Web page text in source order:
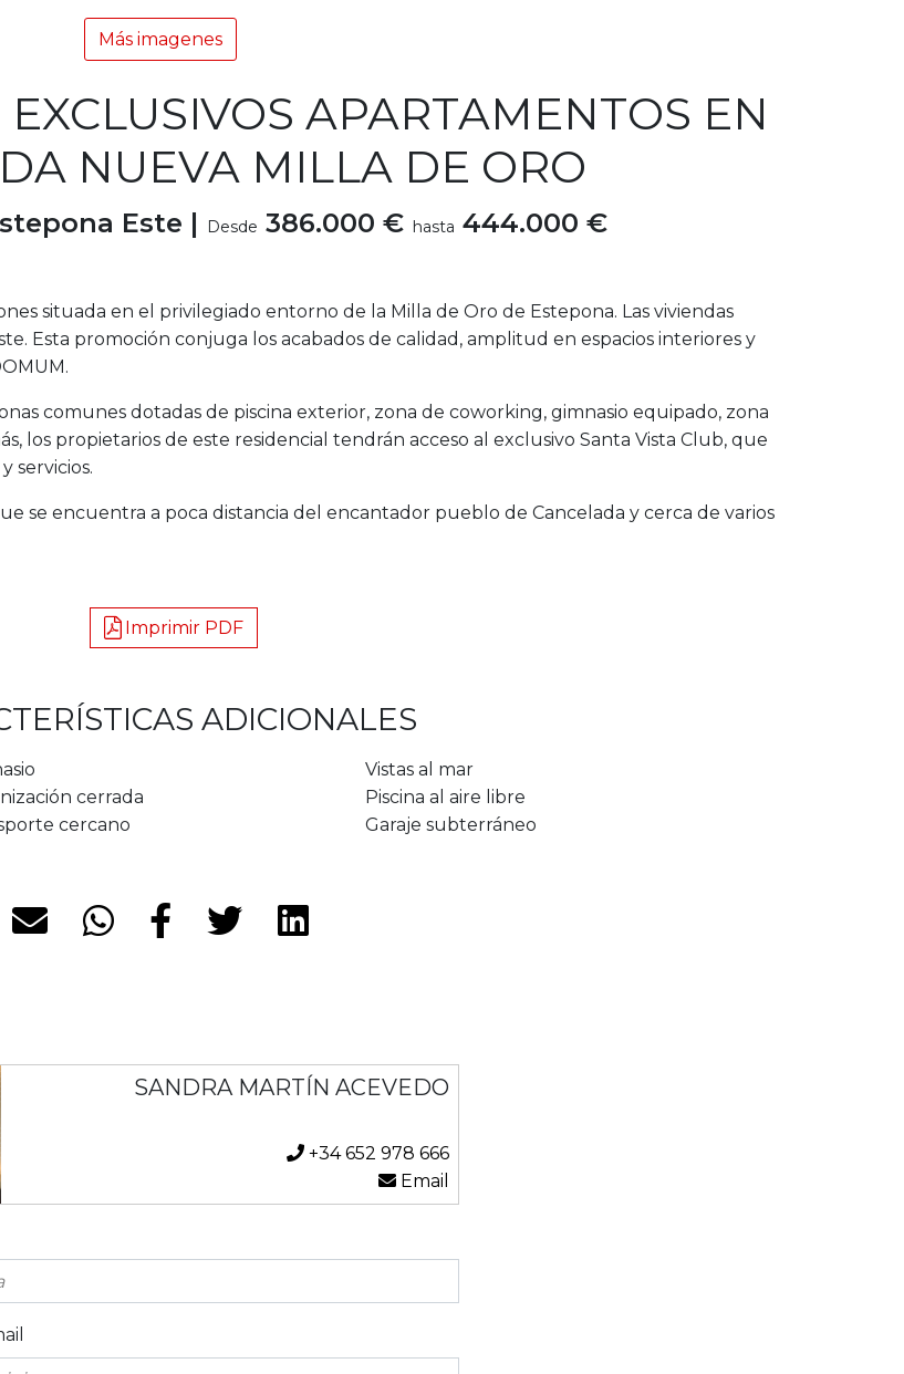
Más imagenes
APARTAMENTOS EN
NUEVA MILLA DE ORO
Este | Desde 386.000 € hasta 444.000 €
situada en el privilegiado entorno de la Milla de Oro de Estepona. Las viviendas
Esta promoción conjuga los acabados de calidad, amplitud en espacios interiores y
comunes dotadas de piscina exterior, zona de coworking, gimnasio equipado, zona
los propietarios de este residencial tendrán acceso al exclusivo Santa Vista Club, que
servicios.
se encuentra a poca distancia del encantador pueblo de Cancelada y cerca de varios
Imprimir PDF
ADICIONALES
Vistas al mar
cerrada
Piscina al aire libre
cercano
Garaje subterráneo
SANDRA MARTÍN ACEVEDO
+34 652 978 666
Email